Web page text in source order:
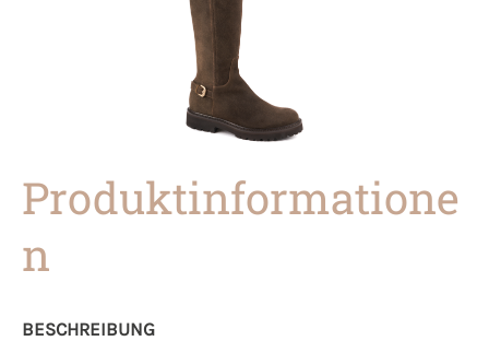
Produktinformatione
n
BESCHREIBUNG